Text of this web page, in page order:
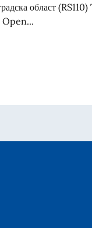
DEI
област
FOR PURCHASE OF